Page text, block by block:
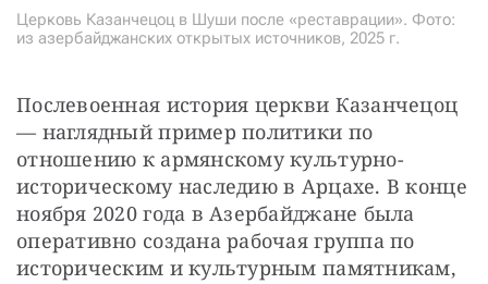
Церковь Казанчецоц в Шуши после «реставрации». Фото:
из азербайджанских открытых источников, 2025 г.
Послевоенная история церкви Казан­чецоц
— наглядный пример политики по
отношению к армянскому культурно-
историческому наследию в Арцахе. В конце
ноября 2020 года в Азербайджане была
оперативно создана рабочая группа по
историческим и культурным памятникам,